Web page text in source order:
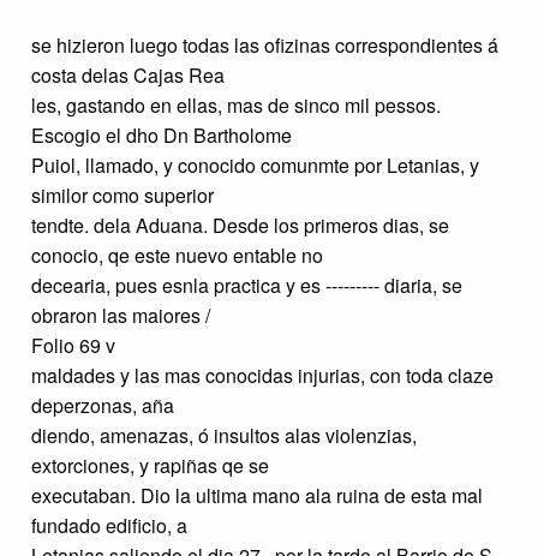
se hizieron luego todas las ofizinas correspondientes á
costa delas Cajas Rea
les, gastando en ellas, mas de sinco mil pessos.
Escogio el dho Dn Bartholome
Puiol, llamado, y conocido comunmte por Letanias, y
similor como superior
tendte. dela Aduana. Desde los primeros dias, se
conocio, qe este nuevo entable no
decearia, pues esnla practica y es --------- diaria, se
obraron las maiores /
Folio 69 v
maldades y las mas conocidas injurias, con toda claze
deperzonas, aña
diendo, amenazas, ó insultos alas violenzias,
extorciones, y rapiñas qe se
executaban. Dio la ultima mano ala ruina de esta mal
fundado edificio, a